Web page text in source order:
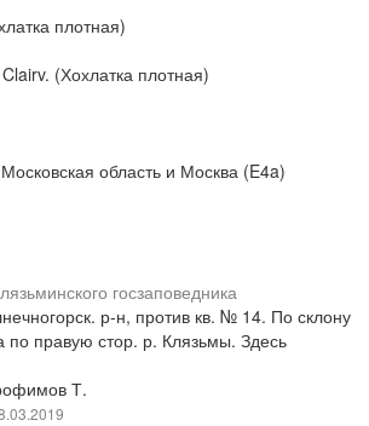
плотная)
(Хохлатка плотная)
область и Москва (E4a)
госзаповедника
р-н, против кв. № 14. По склону
по правую стор. р. Клязьмы. Здесь
Т.